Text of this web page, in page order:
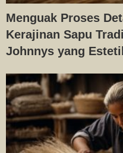
Menguak Proses
Kerajinan Sapu
Johnnys yang